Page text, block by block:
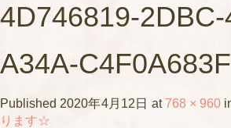
4D746819-
A34A-
Published 2020年4月12日 at768 × 960
ります☆